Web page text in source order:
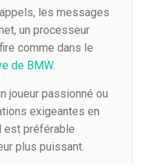
les messages
un processeur
comme dans le
de BMW.
joueur passionné ou
exigeantes en
est préférable
plus puissant.